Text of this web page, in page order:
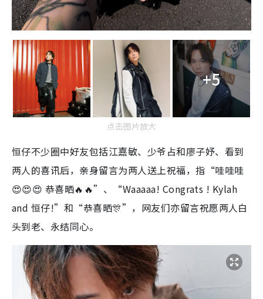
+5
点击图片放大
恒仔不少圈中好友包括江嘉敏、少爷占和廖子妤、看到
两人的喜讯后，亲身留言为两人送上祝福，指“哇哇哇
😍😍😍 恭喜晒🔥🔥”、“Waaaaa! Congrats ! Kylah
and 恒仔!”和“恭喜晒🎊”，网友们亦留言祝愿两人白
头到老、永结同心。